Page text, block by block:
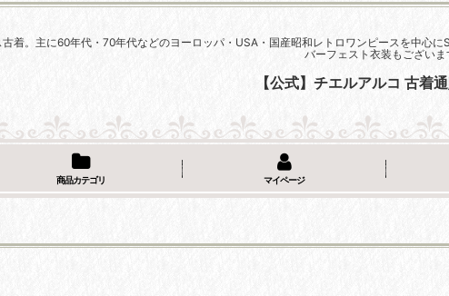
着。主に60年代・70年代などのヨーロッパ・USA・国産昭和レトロワンピースを中心
バーフェスト衣装もございま
【公式】チエルアルコ 古着
商品カテゴリ マイページ